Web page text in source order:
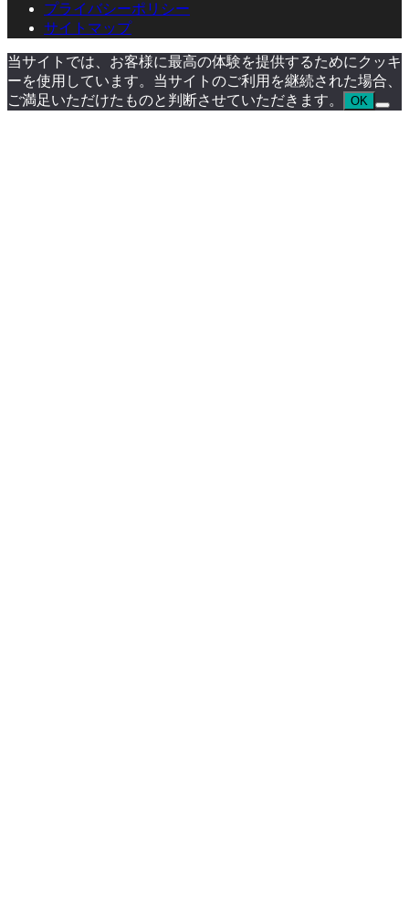
プライバシーポリシー
サイトマップ
当サイトでは、お客様に最高の体験を提供するためにクッキ
ーを使用しています。当サイトのご利用を継続された場合、
ご満足いただけたものと判断させていただきます。
OK